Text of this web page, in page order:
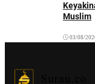
Muslim
03/08/